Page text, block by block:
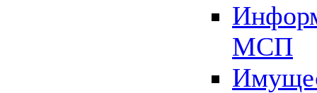
МСП